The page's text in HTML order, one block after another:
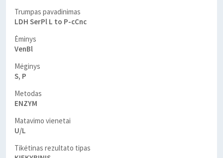
Trumpas pavadinimas
LDH SerPl L to P-cCnc
Ėminys
VenBl
Mėginys
S, P
Metodas
ENZYM
Matavimo vienetai
U/L
Tikėtinas rezultato tipas